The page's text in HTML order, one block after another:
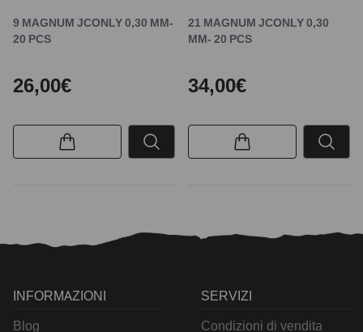
9 MAGNUM JCONLY 0,30 MM-
20 PCS
26,00€
21 MAGNUM JCONLY 0,30
MM- 20 PCS
34,00€
INFORMAZIONI
Blog
SERVIZI
Condizioni di vendita